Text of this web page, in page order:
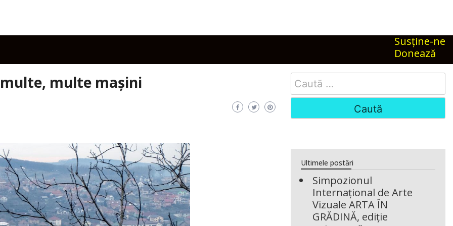
Susţine-ne
Donează
multe mașini
Search
for:
Ultimele postări
Simpozionul
Internațional de Arte
Vizuale ARTA ÎN
GRĂDINĂ, ediție